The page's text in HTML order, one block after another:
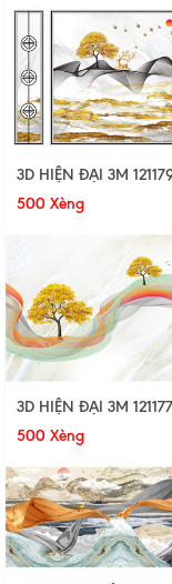
3D HIỆN ĐẠI 3M
500 Xèng
3D HIỆN ĐẠI 3M 121177
500 Xèng